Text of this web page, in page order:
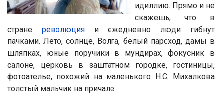
идиллию. Прямо и не
скажешь, что в
стране революцияи ежедневно люди гибнут
пачками. Лето, солнце, Волга, белый пароход, дамы в
шляпках, юные поручики в мундирах, фокусник в
салоне, церковь в заштатном городке, гостиницы,
фотоателье, похожий на маленького Н.С. Михалкова
толстый мальчик на причале.